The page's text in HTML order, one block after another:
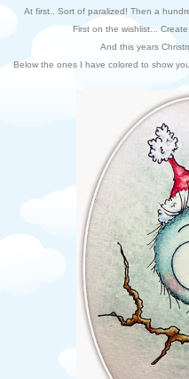
At first.. Sort of paralized! Then a
First on the wishlist...
And this years
Below the ones I have colored to show